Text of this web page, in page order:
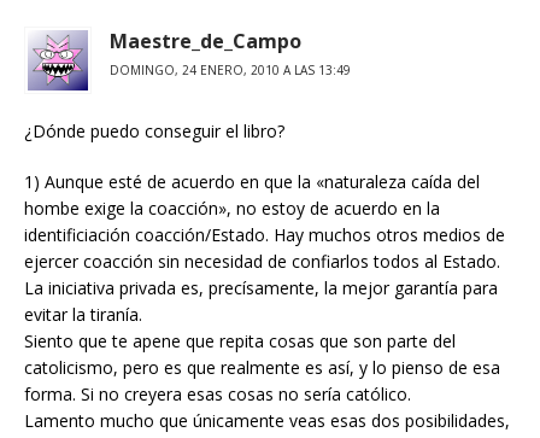
Maestre_de_Campo
DOMINGO, 24 ENERO, 2010 A LAS 13:49
¿Dónde puedo conseguir el libro?
1) Aunque esté de acuerdo en que la «naturaleza caída del
hombe exige la coacción», no estoy de acuerdo en la
identificiación coacción/Estado. Hay muchos otros medios de
ejercer coacción sin necesidad de confiarlos todos al Estado.
La iniciativa privada es, precísamente, la mejor garantía para
evitar la tiranía.
Siento que te apene que repita cosas que son parte del
catolicismo, pero es que realmente es así, y lo pienso de esa
forma. Si no creyera esas cosas no sería católico.
Lamento mucho que únicamente veas esas dos posibilidades,